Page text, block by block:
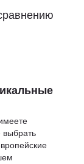
выбрать